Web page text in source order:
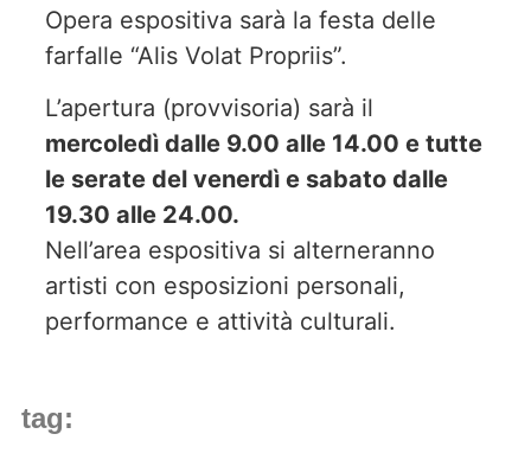
Opera espositiva sarà la festa delle
farfalle “Alis Volat Propriis”.
L’apertura (provvisoria) sarà il
mercoledì dalle 9.00 alle 14.00 e tutte
le serate del venerdì e sabato dalle
19.30 alle 24.00.
Nell’area espositiva si alterneranno
artisti con esposizioni personali,
performance e attività culturali.
tag: